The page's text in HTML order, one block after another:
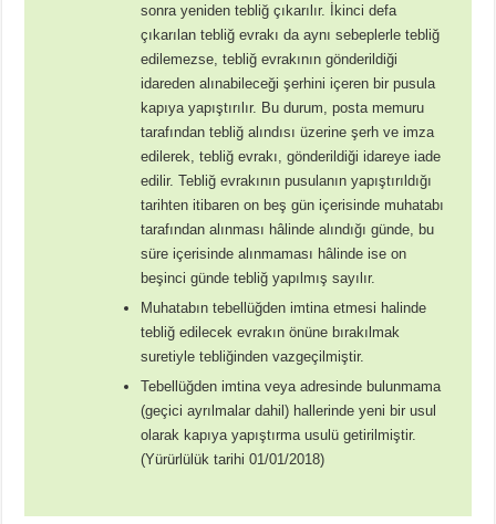
sonra yeniden tebliğ çıkarılır. İkinci defa
çıkarılan tebliğ evrakı da aynı sebeplerle tebliğ
edilemezse, tebliğ evrakının gönderildiği
idareden alınabileceği şerhini içeren bir pusula
kapıya yapıştırılır. Bu durum, posta memuru
tarafından tebliğ alındısı üzerine şerh ve imza
edilerek, tebliğ evrakı, gönderildiği idareye iade
edilir. Tebliğ evrakının pusulanın yapıştırıldığı
tarihten itibaren on beş gün içerisinde muhatabı
tarafından alınması hâlinde alındığı günde, bu
süre içerisinde alınmaması hâlinde ise on
beşinci günde tebliğ yapılmış sayılır.
Muhatabın tebellüğden imtina etmesi halinde
tebliğ edilecek evrakın önüne bırakılmak
suretiyle tebliğinden vazgeçilmiştir.
Tebellüğden imtina veya adresinde bulunmama
(geçici ayrılmalar dahil) hallerinde yeni bir usul
olarak kapıya yapıştırma usulü getirilmiştir.
(Yürürlülük tarihi 01/01/2018)